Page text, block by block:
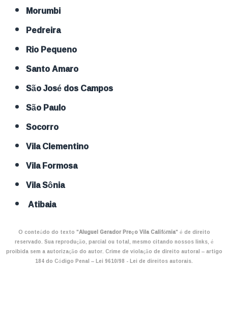
Morumbi
Pedreira
Rio Pequeno
Santo Amaro
São José dos Campos
São Paulo
Socorro
Vila Clementino
Vila Formosa
Vila Sônia
Atibaia
O conteúdo do texto "Aluguel Gerador Preço Vila Califórnia" é de direito
reservado. Sua reprodução, parcial ou total, mesmo citando nossos links, é
proibida sem a autorização do autor. Crime de violação de direito autoral – artigo
184 do Código Penal –Lei 9610/98 - Lei de direitos autorais.